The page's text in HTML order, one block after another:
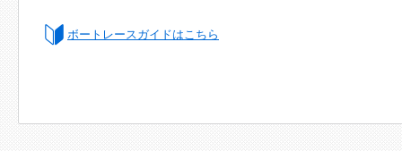
ボートレースガイドはこちら